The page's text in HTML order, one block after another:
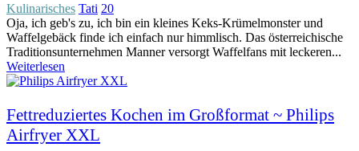
Kulinarisches Tati 20
Oja, ich geb's zu, ich bin ein kleines Keks-Krümelmonster und
Waffelgebäck finde ich einfach nur himmlisch. Das österreichische
Traditionsunternehmen Manner versorgt Waffelfans mit leckeren...
Weiterlesen
Fettreduziertes Kochen im Großformat ~ Philips
Airfryer XXL